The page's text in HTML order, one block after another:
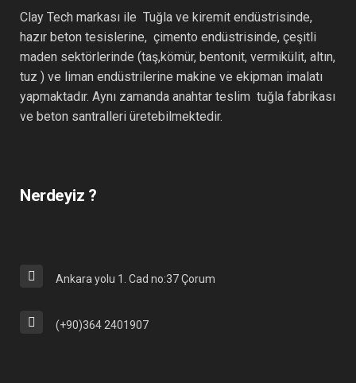
Clay Tech markası ile Tuğla ve kiremit endüstrisinde,
hazır beton tesislerine, çimento endüstrisinde, çeşitli
maden sektörlerinde (taş,kömür, bentonit, vermikülit, altın,
tuz ) ve liman endüstrilerine makine ve ekipman imalatı
yapmaktadır. Aynı zamanda anahtar teslim tuğla fabrikası
ve beton santralleri üretebilmektedir.
Nerdeyiz ?
Ankara yolu 1. Cad no:37 Çorum
(+90)364 2401907